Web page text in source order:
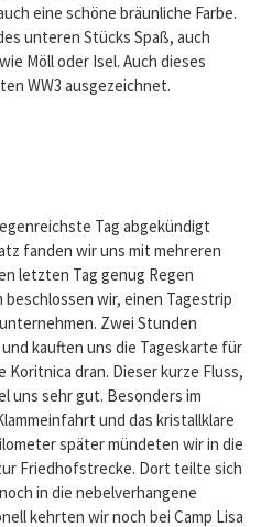
eine schöne bräunliche Farbe.
unteren Stücks Spaß, auch
Möll oder Isel. Auch dieses
WW3 ausgezeichnet.
Tag abgekündigt
fanden wir uns mit mehreren
letzten Tag genug Regen
wir, einen Tagestrip
Zwei Stunden
kauften uns die Tageskarte für
Koritnica dran. Dieser kurze Fluss,
uns sehr gut. Besonders im
und das kristallklare
später mündeten wir in die
Friedhofstrecke. Dort teilte sich
in die nebelverhangene
kehrten wir noch bei Camp Lisa